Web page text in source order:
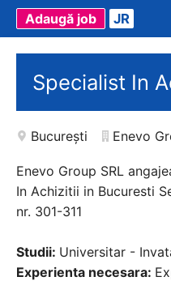
Adaugă job JR
Specialist In
București Enevo
Enevo Group SRL
In Achizitii in Bucuresti
nr. 301-311
Studii: Universitar -
Experienta necesara: